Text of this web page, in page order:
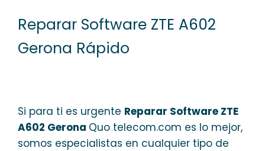
Reparar Software ZTE A602
Gerona Rápido
Si para ti es urgente Reparar Software ZTE
A602 Gerona Quo telecom.com es lo mejor,
somos especialistas en cualquier tipo de